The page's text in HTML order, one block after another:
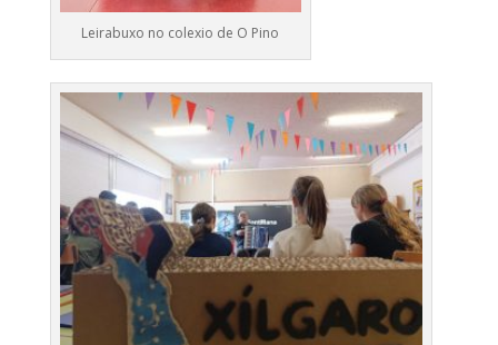
Leirabuxo no colexio de O Pino